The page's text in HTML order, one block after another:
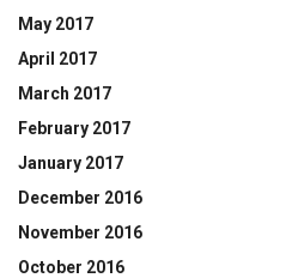
May 2017
April 2017
March 2017
February 2017
January 2017
December 2016
November 2016
October 2016